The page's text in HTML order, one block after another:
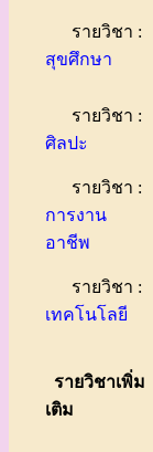
รายวิชา :
สุขศึกษา
รายวิชา :
ศิลปะ
รายวิชา :
การงาน
อาชีพ
รายวิชา :
เทคโนโลยี
รายวิชาเพิ่ม
เติม